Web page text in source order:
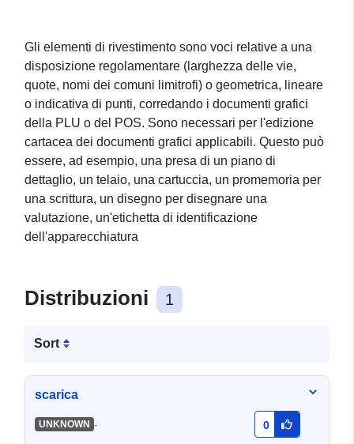
download semplice (Atom)
del set di dati:
Rivestimenti lineari del
POS (doc. dell'11.6.2010)
del comune di Sidiailles
Gli elementi di rivestimento sono voci relative a una
disposizione regolamentare (larghezza delle vie,
quote, nomi dei comuni limitrofi) o geometrica, lineare
o indicativa di punti, corredando i documenti grafici
della PLU o del POS. Sono necessari per l'edizione
cartacea dei documenti grafici applicabili. Questo può
essere, ad esempio, una presa di un piano di
dettaglio, un telaio, una cartuccia, un promemoria per
una scrittura, un disegno per disegnare una
valutazione, un'etichetta di identificazione
dell'apparecchiatura
Distribuzioni 1
Sort
scarica
UNKNOWN - 0